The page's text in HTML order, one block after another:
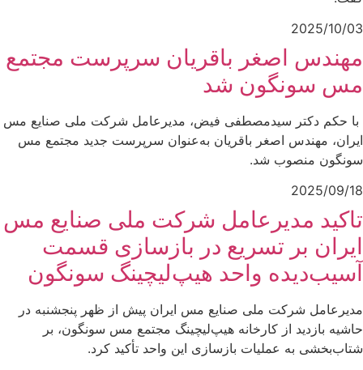
2025/10/03
مهندس اصغر باقریان سرپرست مجتمع
مس سونگون شد
با حکم دکتر سیدمصطفی فیض، مدیرعامل شرکت ملی صنایع مس
ایران، مهندس اصغر باقریان به‌عنوان سرپرست جدید مجتمع مس
سونگون منصوب شد.
2025/09/18
تاکید مدیرعامل شرکت ملی صنایع مس
ایران بر تسریع در بازسازی قسمت
آسیب‌دیده واحد هیپ‌لیچینگ سونگون
مدیرعامل شرکت ملی صنایع مس ایران پیش از ظهر پنجشنبه در
حاشیه بازدید از کارخانه هیپ‌لیچینگ مجتمع مس سونگون، بر
شتاب‌بخشی به عملیات بازسازی این واحد تأکید کرد.